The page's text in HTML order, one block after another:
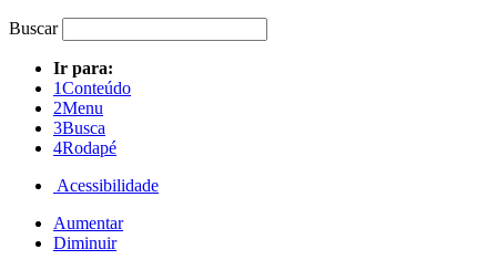
Buscar
Ir para:
1Conteúdo
2Menu
3Busca
4Rodapé
Acessibilidade
Aumentar
Diminuir